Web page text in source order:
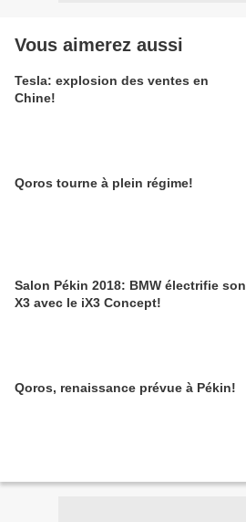
Vous aimerez aussi
Tesla: explosion des ventes en
Chine!
Qoros tourne à plein régime!
Salon Pékin 2018: BMW électrifie son
X3 avec le iX3 Concept!
Qoros, renaissance prévue à Pékin!